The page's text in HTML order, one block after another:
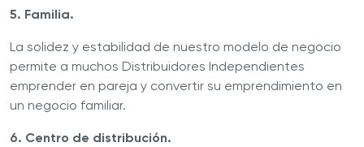
5. Familia.
La solidez y estabilidad de nuestro modelo de negocio
permite a muchos Distribuidores Independientes
emprender en pareja y convertir su emprendimiento en
un negocio familiar.
6. Centro de distribución.